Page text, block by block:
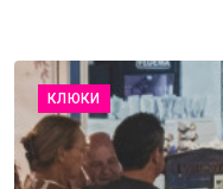
КЛЮКИ